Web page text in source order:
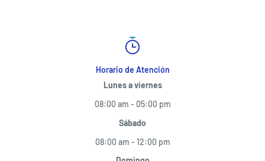
Horario de Atención
Lunes a viernes
08:00 am - 05:00 pm
Sábado
08:00 am - 12:00 pm